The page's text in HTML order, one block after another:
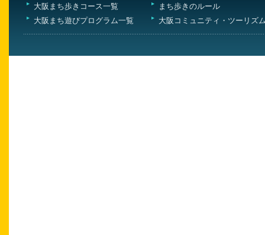
大阪まち歩きコース一覧
大阪まち遊びプログラム一覧
まち歩きのルール
大阪コミュニティ・ツーリズ